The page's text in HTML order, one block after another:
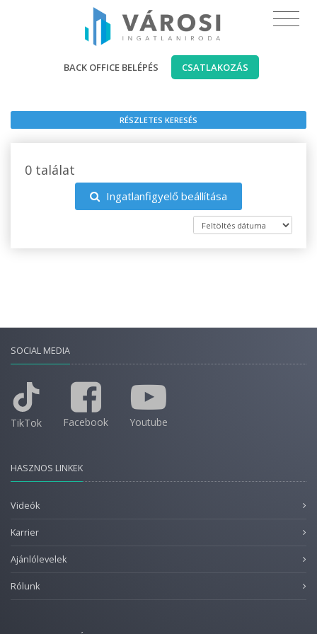
BACK OFFICE BELÉPÉS CSATLAKOZÁS
RÉSZLETES KERESÉS
0 találat
Ingatlanfigyelő beállítása
SOCIAL MEDIA
TikTok Facebook Youtube
HASZNOS LINKEK
Videók
Karrier
Ajánlólevelek
Rólunk